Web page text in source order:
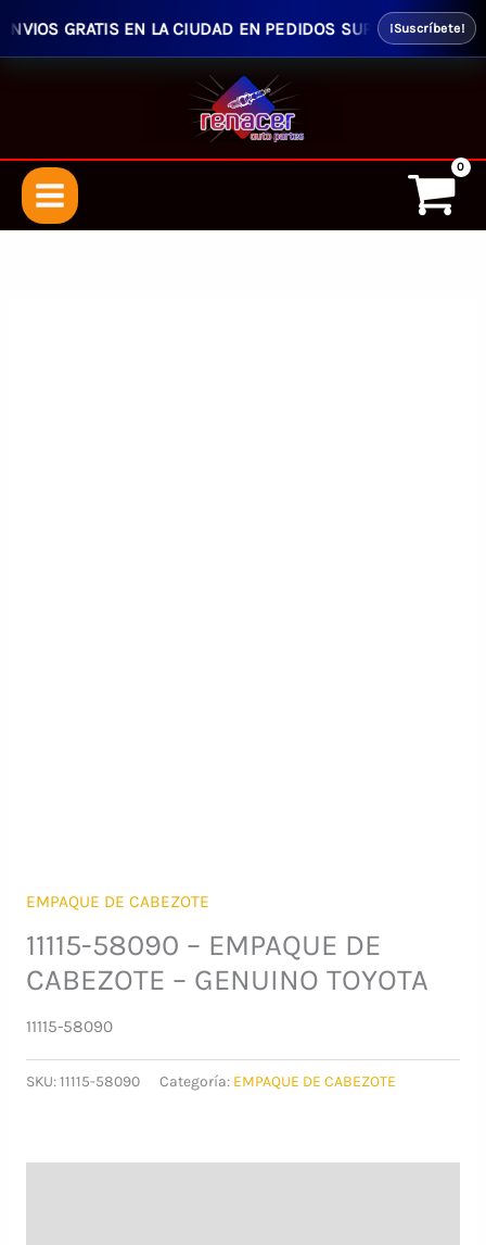
GRATIS EN LA CIUDAD EN PEDIDOS SUPERIORES¡Suscríbete!
EMPAQUE DE CABEZOTE
11115-58090 – EMPAQUE DE
CABEZOTE – GENUINO TOYOTA
11115-58090
SKU:11115-58090 Categoría: EMPAQUE DE CABEZOTE